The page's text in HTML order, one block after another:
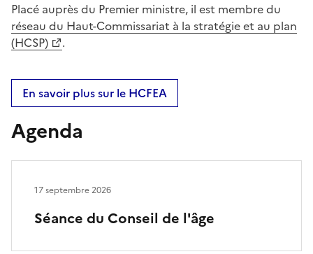
Placé auprès du Premier ministre, il est membre du
réseau du Haut-Commissariat à la stratégie et au plan
(HCSP)
.
En savoir plus sur le HCFEA
Agenda
Séance du Conseil de l'âge
17 septembre 2026